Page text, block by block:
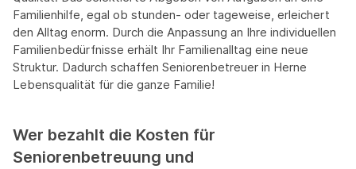
Familienhilfe, egal ob stunden- oder tageweise, erleichert
den Alltag enorm. Durch die Anpassung an Ihre individuellen
Familienbedürfnisse erhält Ihr Familienalltag eine neue
Struktur. Dadurch schaffen Seniorenbetreuer in Herne
Lebensqualität für die ganze Familie!
Wer bezahlt die Kosten für
Seniorenbetreuung und